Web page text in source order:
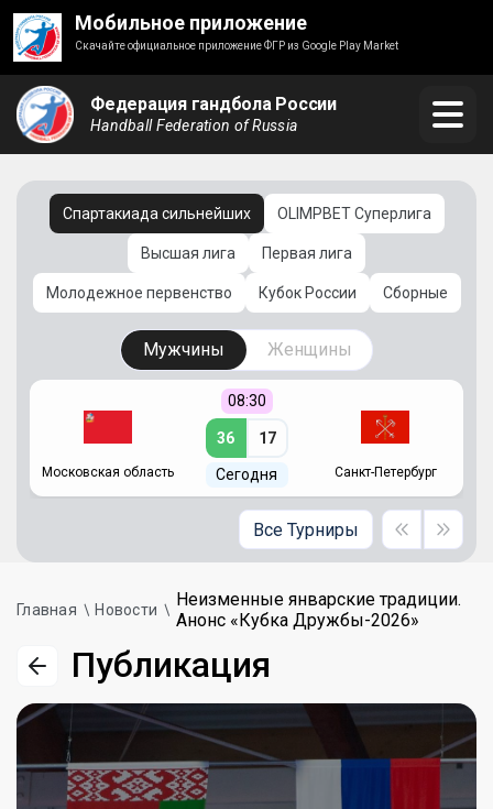
Мобильное приложение
Скачайте официальное приложение ФГР из Google Play Market
Федерация гандбола России
Handball Federation of Russia
Спартакиада сильнейших OLIMPBET Суперлига
Высшая лига Первая лига
Молодежное первенство Кубок России Сборные
Мужчины Женщины
Московская область
08:30
36 17
Сегодня Санкт-Петербург
Все Турниры
Главная Новости
Неизменные январские традиции.
Анонс «Кубка Дружбы-2026»
Публикация